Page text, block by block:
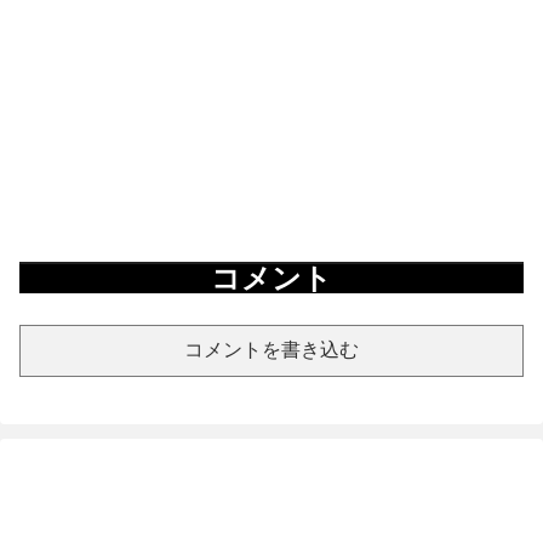
コメント
コメントを書き込む